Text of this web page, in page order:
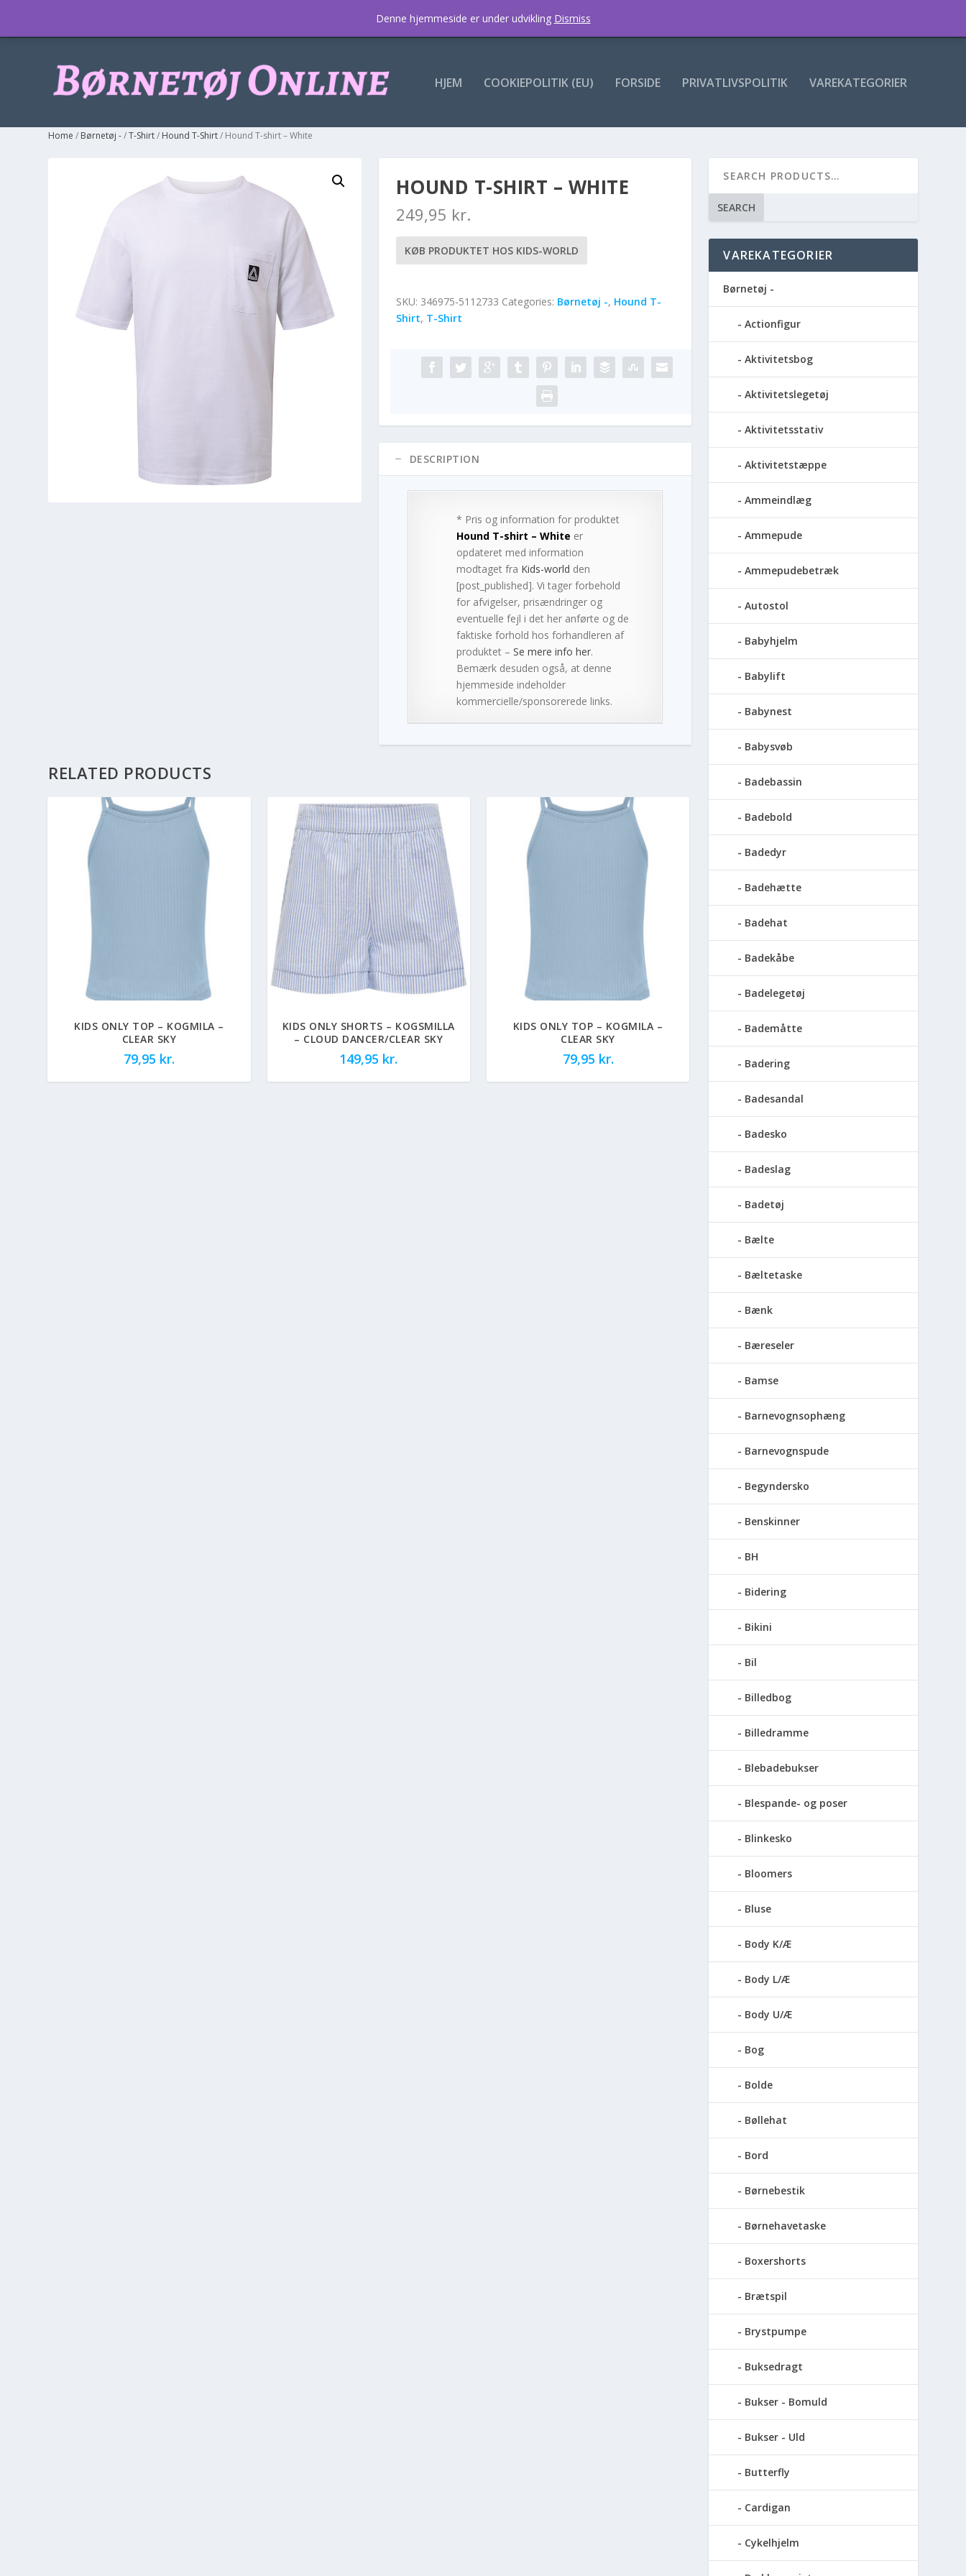
HJEM COOKIEPOLITIK (EU) FORSIDE PRIVATLIVSPOLITIK VAREKATEGORIER
Home / Børnetøj -/T-Shirt/ Hound T-Shirt/ Hound T-shirt – White
HOUND T-SHIRT – WHITE
249,95 kr.
KØB PRODUKTET HOS KIDS-WORLD
SKU: 346975-5112733 Categories: Børnetøj -, Hound T-
Shirt, T-Shirt
DESCRIPTION
* Pris og information for produktet
Hound T-shirt – White er
opdateret med information
modtaget fra Kids-world den
[post_published]. Vi tager forbehold
for afvigelser, prisændringer og
eventuelle fejl i det her anførte og de
faktiske forhold hos forhandleren af
produktet – Se mere info her.
Bemærk desuden også, at denne
hjemmeside indeholder
kommercielle/sponsorerede links.
RELATED PRODUCTS
KIDS ONLY TOP – KOGMILA –
CLEAR SKY
79,95 kr.
KIDS ONLY SHORTS – KOGSMILLA
– CLOUD DANCER/CLEAR SKY
149,95 kr.
KIDS ONLY TOP – KOGMILA –
CLEAR SKY
79,95 kr.
SEARCH
VAREKATEGORIER
Børnetøj -
Actionfigur
Aktivitetsbog
Aktivitetslegetøj
Aktivitetsstativ
Aktivitetstæppe
Ammeindlæg
Ammepude
Ammepudebetræk
Autostol
Babyhjelm
Babylift
Babynest
Babysvøb
Badebassin
Badebold
Badedyr
Badehætte
Badehat
Badekåbe
Badelegetøj
Bademåtte
Badering
Badesandal
Badesko
Badeslag
Badetøj
Bælte
Bæltetaske
Bænk
Bæreseler
Bamse
Barnevognsophæng
Barnevognspude
Begyndersko
Benskinner
BH
Bidering
Bikini
Bil
Billedbog
Billedramme
Blebadebukser
Blespande- og poser
Blinkesko
Bloomers
Bluse
Body K/Æ
Body L/Æ
Body U/Æ
Bog
Bolde
Bøllehat
Bord
Børnebestik
Børnehavetaske
Boxershorts
Brætspil
Brystpumpe
Buksedragt
Bukser - Bomuld
Bukser - Uld
Butterfly
Cardigan
Cykelhjelm
Denne hjemmeside er under udvikling Dismiss